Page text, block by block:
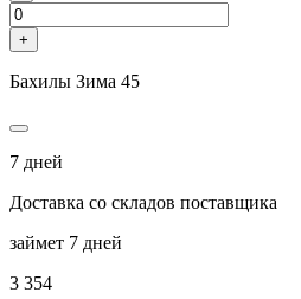
+
Бахилы Зима 45
7 дней
Доставка со складов поставщика
займет 7 дней
3 354